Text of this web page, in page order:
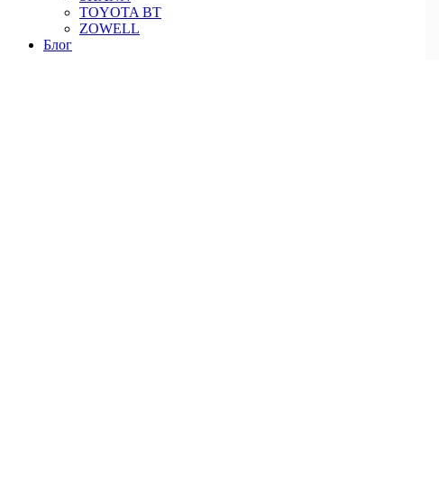
TOYOTA BT
ZOWELL
Блог